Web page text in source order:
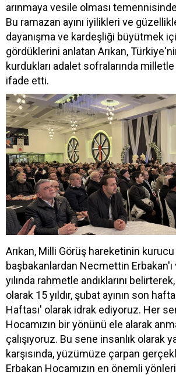
arınmaya vesile olması
Bu ramazan ayını iyilikleri ve
dayanışma ve kardeşliği büyütmek
gördüklerini anlatan Arıkan,
kurdukları adalet sofralarında milletle
ifade etti.
Arıkan, Milli Görüş hareketinin
başbakanlardan Necmettin Erbakan'ı
yılında rahmetle andıklarını
olarak 15 yıldır, şubat ayının son
Haftası' olarak idrak ediyoruz. Her
Hocamızın bir yönünü ele alarak
çalışıyoruz. Bu sene insanlık olarak
karşısında, yüzümüze çarpan
Erbakan Hocamızın en önemli